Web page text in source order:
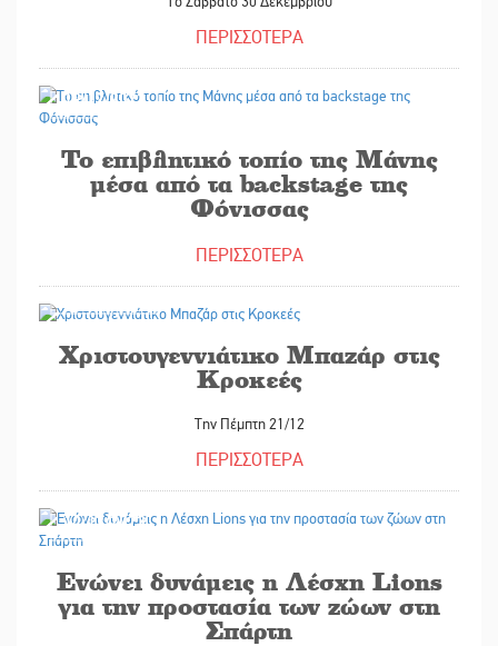
ΠΕΡΙΣΣΟΤΕΡΑ
19/12/2023
Το επιβλητικό τοπίο της Μάνης
μέσα από τα backstage της
Φόνισσας
ΠΕΡΙΣΣΟΤΕΡΑ
Χριστουγεννιάτικο Μπαζάρ στις
Κροκεές
Την Πέμπτη 21/12
ΠΕΡΙΣΣΟΤΕΡΑ
14/12/2023
Ενώνει δυνάμεις η Λέσχη Lions
για την προστασία των ζώων στη
Σπάρτη